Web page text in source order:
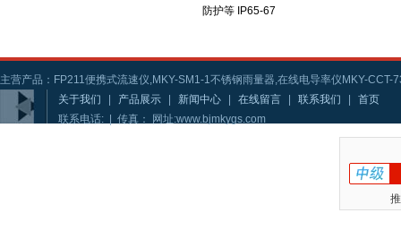
防护等 IP65-67
主营产品：FP211便携式流速仪,MKY-SM1-1不锈钢雨量器,在线电导率仪MKY-CCT-
关于我们
产品展示 新闻中心 在线留言 联系我们
首页
联系电话: | 传真： 网址:www.bjmkygs.com